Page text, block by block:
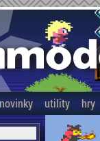
novinky utility hry